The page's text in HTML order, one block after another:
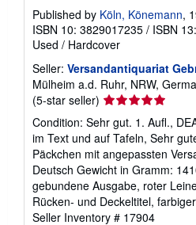
Published by Köln, Könemann,
ISBN 10: 3829017235 / ISBN
Used / Hardcover
Seller: Versandantiquariat
Mülheim a.d. Ruhr, NRW,
(5-star seller) Seller
5
out
of
5
stars
Condition: Sehr gut. 1. Aufl.,
im Text und auf Tafeln, Sehr
Päckchen mit angepassten
Deutsch Gewicht in Gramm:
gebundene Ausgabe, roter
Rücken- und Deckeltitel,
Seller Inventory # 17904